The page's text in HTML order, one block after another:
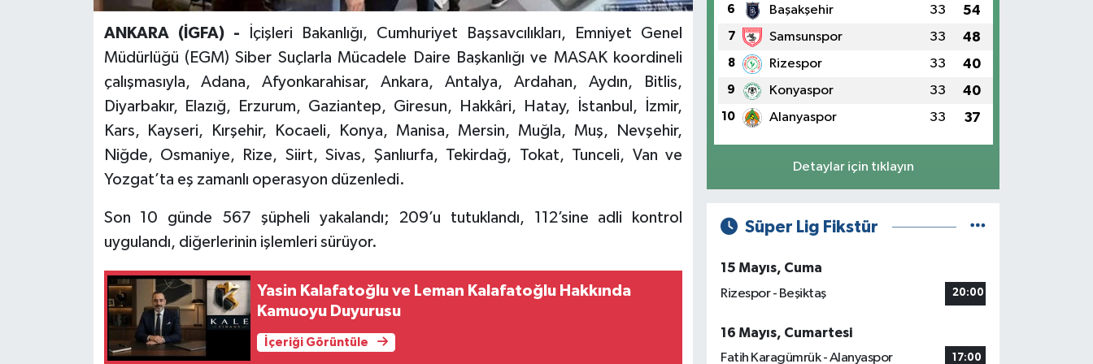
ANKARA (İGFA) -
İçişleri Bakanlığı, Cumhuriyet Başsavcılıkları, Emniyet Genel
Müdürlüğü (EGM) Siber Suçlarla Mücadele Daire Başkanlığı ve MASAK koordineli
çalışmasıyla, Adana, Afyonkarahisar, Ankara, Antalya, Ardahan, Aydın, Bitlis,
Diyarbakır, Elazığ, Erzurum, Gaziantep, Giresun, Hakkâri, Hatay, İstanbul, İzmir,
Kars, Kayseri, Kırşehir, Kocaeli, Konya, Manisa, Mersin, Muğla, Muş, Nevşehir,
Niğde, Osmaniye, Rize, Siirt, Sivas, Şanlıurfa, Tekirdağ, Tokat, Tunceli, Van ve
Yozgat’ta eş zamanlı operasyon düzenledi.
Son 10 günde 567 şüpheli yakalandı; 209’u tutuklandı, 112’sine adli kontrol
uygulandı, diğerlerinin işlemleri sürüyor.
Yasin Kalafatoğlu ve Leman Kalafatoğlu Hakkında
Kamuoyu Duyurusu
İçeriği Görüntüle
6 Başakşehir 33 54
7 Samsunspor 33 48
8 Rizespor 33 40
9 Konyaspor 33 40
10 Alanyaspor 33 37
Detaylar için tıklayın
Süper Lig Fikstür
15 Mayıs, Cuma
Rizespor - Beşiktaş
20:00
16 Mayıs, Cumartesi
Fatih Karagümrük - Alanyaspor
17:00